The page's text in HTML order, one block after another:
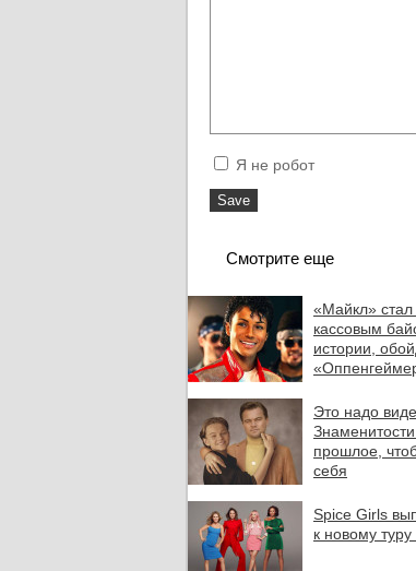
Я не робот
Смотрите еще
«Майкл»
кассовым
истории,
Это надо
прошлое,
себя
Spice Girls
к новому